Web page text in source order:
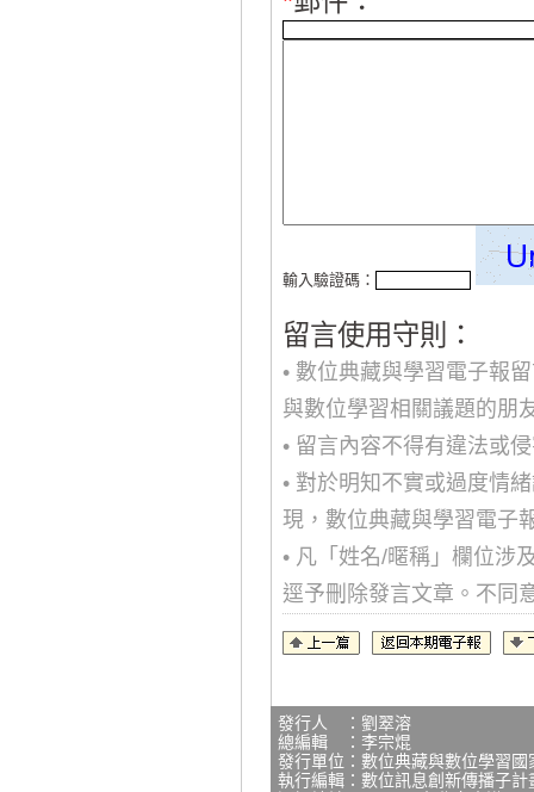
輸入驗證碼：
留言使用守則：
• 數位典藏與學習電子報
與數位學習相關議題的朋
• 留言內容不得有違法或
• 對於明知不實或過度情
現，數位典藏與學習電子
• 凡「姓名/暱稱」欄位涉
逕予刪除發言文章。不同
發行人 ：劉翠溶
總編輯 ：李宗焜
發行單位：數位典藏與數位學習
執行編輯：數位訊息創新傳播子計